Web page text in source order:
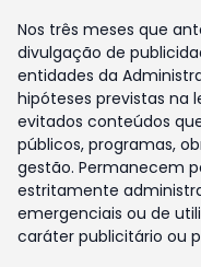
Nos três meses que
divulgação de
entidades da
hipóteses previstas na
evitados conteúdos
públicos, programas,
gestão. Permanecem
estritamente
emergenciais ou de
caráter publicitário ou